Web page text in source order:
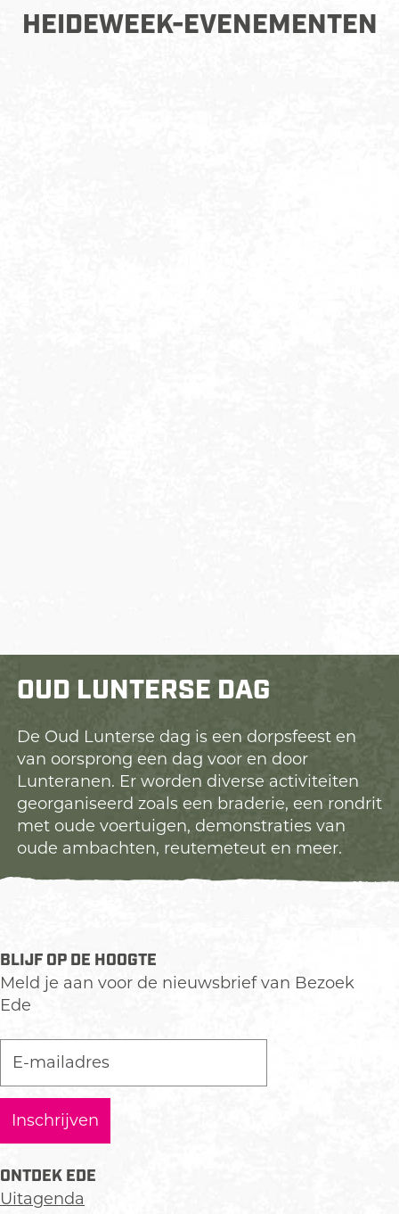
HEIDEWEEK-EVENEMENTEN
OUD LUNTERSE DAG
De Oud Lunterse dag is een dorpsfeest en
van oorsprong een dag voor en door
Lunteranen. Er worden diverse activiteiten
georganiseerd zoals een braderie, een rondrit
met oude voertuigen, demonstraties van
oude ambachten, reutemeteut en meer.
BLIJF OP DE HOOGTE
Meld je aan voor de nieuwsbrief van Bezoek
Ede
ONTDEK EDE
Uitagenda